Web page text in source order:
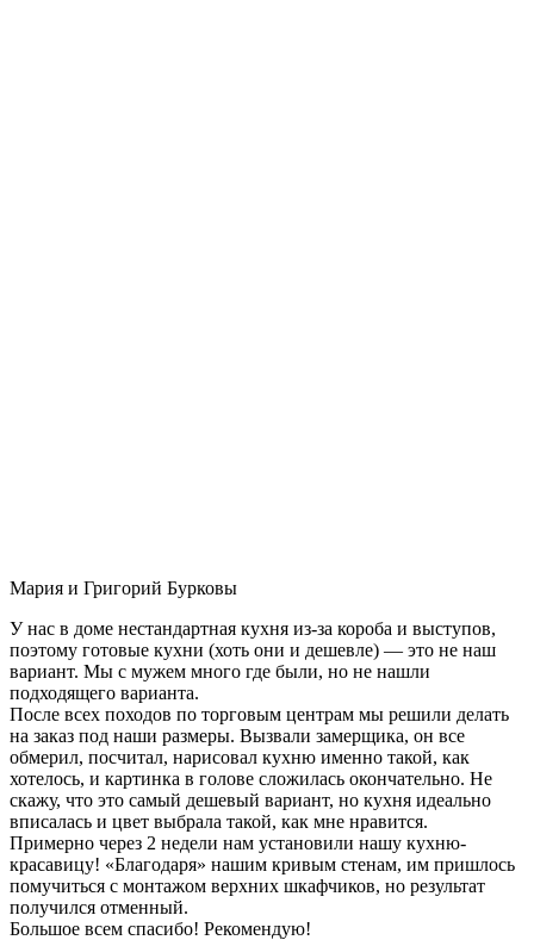
Мария и Григорий Бурковы
У нас в доме нестандартная кухня из-за короба и выступов,
поэтому готовые кухни (хоть они и дешевле) — это не наш
вариант. Мы с мужем много где были, но не нашли
подходящего варианта.
После всех походов по торговым центрам мы решили делать
на заказ под наши размеры. Вызвали замерщика, он все
обмерил, посчитал, нарисовал кухню именно такой, как
хотелось, и картинка в голове сложилась окончательно. Не
скажу, что это самый дешевый вариант, но кухня идеально
вписалась и цвет выбрала такой, как мне нравится.
Примерно через 2 недели нам установили нашу кухню-
красавицу! «Благодаря» нашим кривым стенам, им пришлось
помучиться с монтажом верхних шкафчиков, но результат
получился отменный.
Большое всем спасибо! Рекомендую!